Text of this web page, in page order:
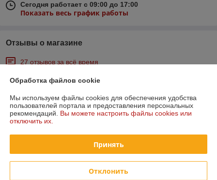
Сегодня работает с 09:00 до 17:00
Показать весь график работы
Отзывы о магазине
27 отзывов за всё время
Андрей
Отлично
Все ок
После оформления заказа в работу он поступил быстро, оперативно
Обработка файлов cookie
Мы используем файлы cookies для обеспечения удобства
пользователей портала и предоставления персональных
рекомендаций. Вы можете настроить файлы cookies или
отключить их.
Принять
Отклонить